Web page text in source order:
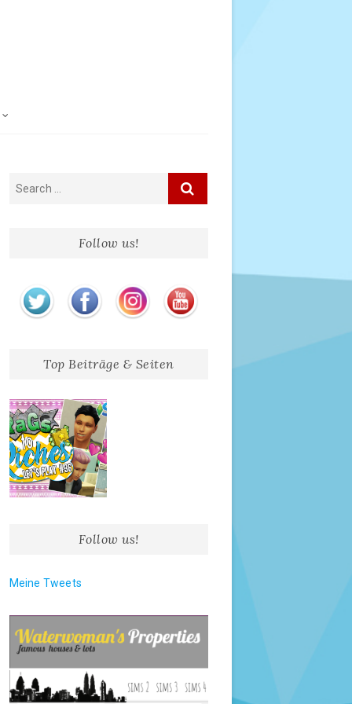
Follow us!
Top Beiträge & Seiten
Follow us!
Meine Tweets